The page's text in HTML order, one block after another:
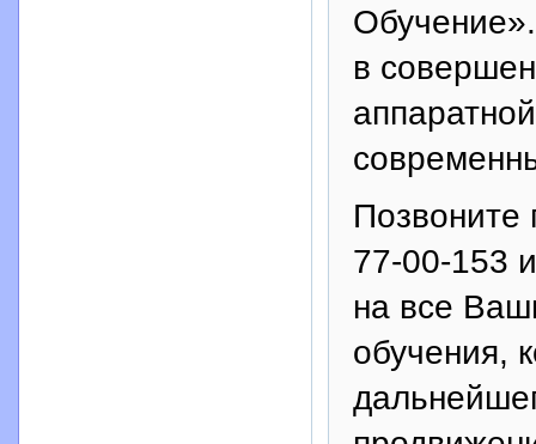
в
Позвоните
77-00-153
на все
обучения,